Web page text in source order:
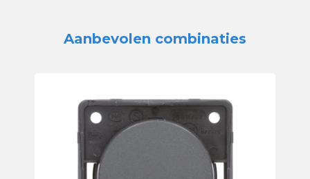
Aanbevolen combinaties